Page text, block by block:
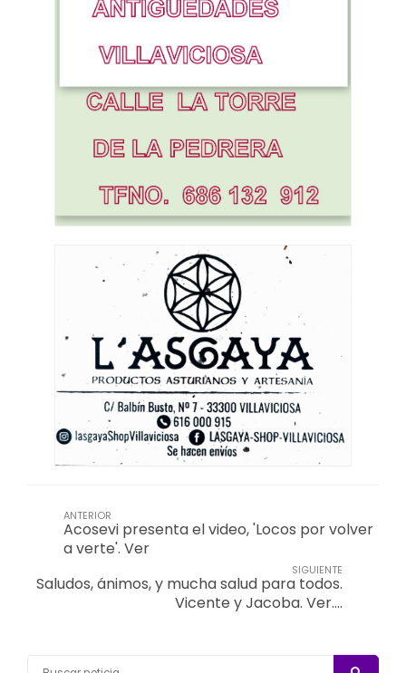
ANTERIOR
Acosevi presenta el video, 'Locos por volver
a verte'. Ver
SIGUIENTE
Saludos, ánimos, y mucha salud para todos.
Vicente y Jacoba. Ver….